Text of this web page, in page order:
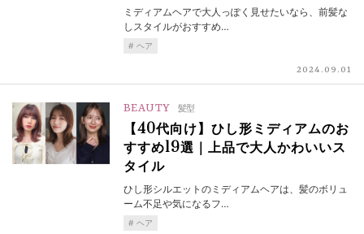
ミディアムヘアで大人っぽく見せたいなら、前髪な
しスタイルがおすすめ…
ヘア
2024.09.01
BEAUTY 髪型
【40代向け】ひし形ミディアムのお
すすめ19選｜上品で大人かわいいス
タイル
ひし形シルエットのミディアムヘアは、髪のボリュ
ーム不足や気になるフ…
ヘア